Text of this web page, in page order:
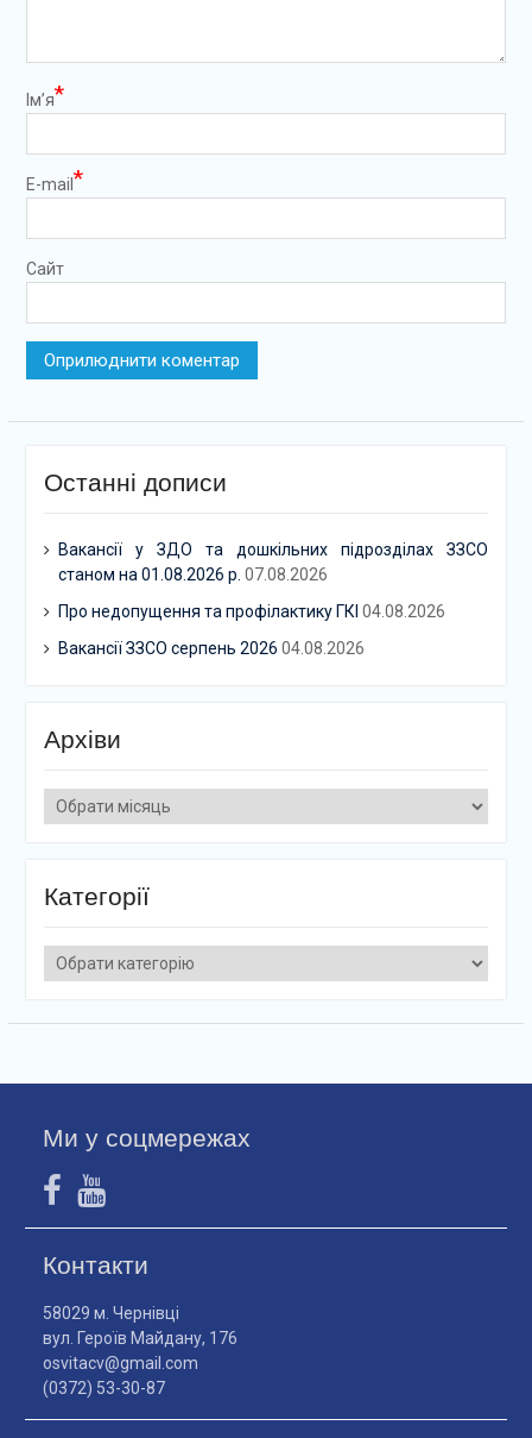
Ім’я*
E-mail *
Сайт
Останні дописи
Вакансії у ЗДО та дошкільних підрозділах ЗЗСО
станом на 01.08.2026 р. 07.08.2026
Про недопущення та профілактику ГКІ 04.08.2026
Вакансії ЗЗСО серпень 2026 04.08.2026
Архіви
Архіви
Категорії
Категорії
Ми у соцмережах
Контакти
58029 м. Чернівці
вул. Героїв Майдану, 176
osvitacv@gmail.com
(0372) 53-30-87